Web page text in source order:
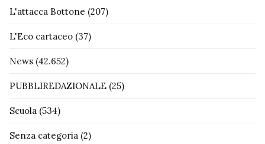
L'attacca Bottone (207)
L'Eco cartaceo (37)
News (42.652)
PUBBLIREDAZIONALE (25)
Scuola (534)
Senza categoria (2)